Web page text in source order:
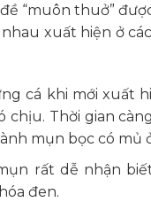
“muôn thuở”
xuất hiện ở
cá khi mới xuất
chịu. Thời gian
mụn bọc có mủ
rất dễ nhận
đen.